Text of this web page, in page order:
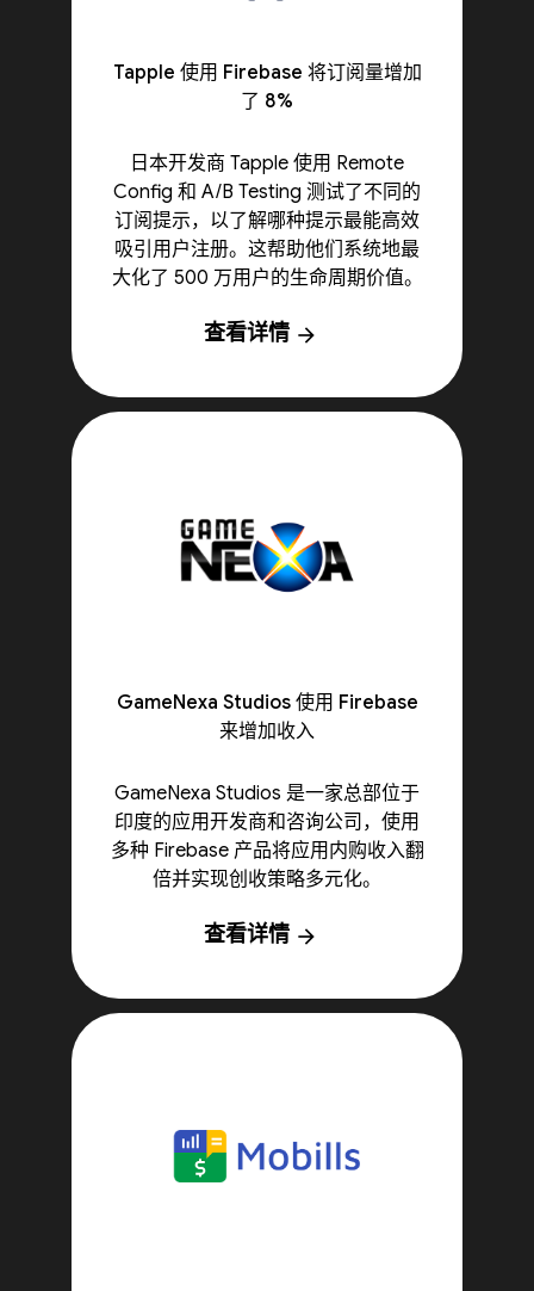
Tapple 使用 Firebase 将订阅量增加
了 8%
日本开发商 Tapple 使用 Remote
Config 和 A/B Testing 测试了不同的
订阅提示，以了解哪种提示最能高效
吸引用户注册。这帮助他们系统地最
大化了 500 万用户的生命周期价值。
查看详情 arrow_forward
GameNexa Studios 使用 Firebase
来增加收入
GameNexa Studios 是一家总部位于
印度的应用开发商和咨询公司，使用
多种 Firebase 产品将应用内购收入翻
倍并实现创收策略多元化。
查看详情 arrow_forward